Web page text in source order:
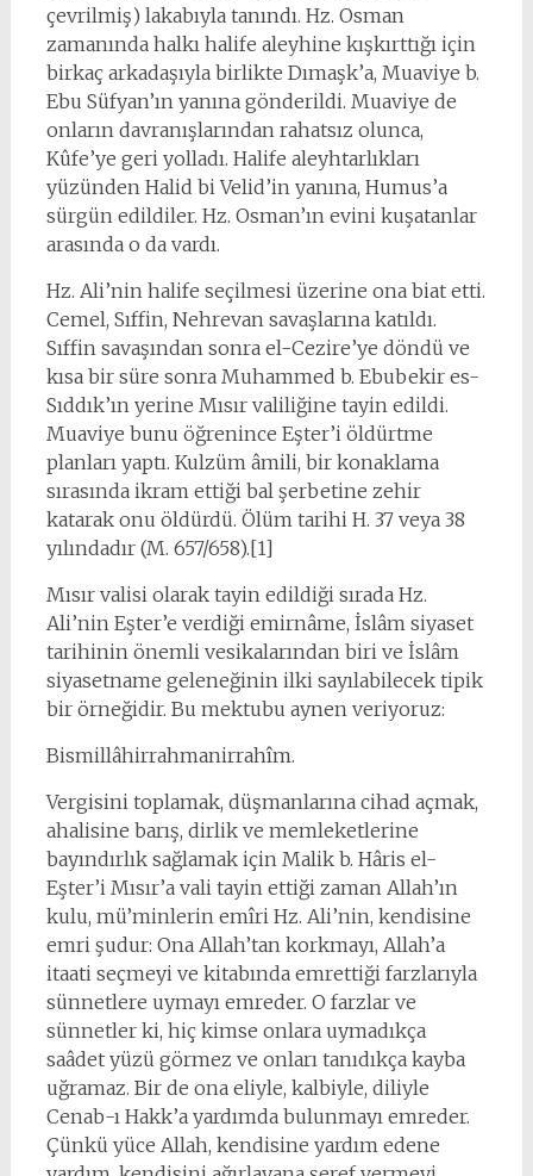
çevrilmiş) lakabıyla tanındı. Hz. Osman
zamanında halkı halife aleyhine kışkırttığı için
birkaç arkadaşıyla birlikte Dımaşk’a, Muaviye b.
Ebu Süfyan’ın yanına gönderildi. Muaviye de
onların davranışlarından rahatsız olunca,
Kûfe’ye geri yolladı. Halife aleyhtarlıkları
yüzünden Halid bi Velid’in yanına, Humus’a
sürgün edildiler. Hz. Osman’ın evini kuşatanlar
arasında o da vardı.
Hz. Ali’nin halife seçilmesi üzerine ona biat etti.
Cemel, Sıffin, Nehrevan savaşlarına katıldı.
Sıffin savaşından sonra el-Cezire’ye döndü ve
kısa bir süre sonra Muhammed b. Ebubekir es-
Sıddık’ın yerine Mısır valiliğine tayin edildi.
Muaviye bunu öğrenince Eşter’i öldürtme
planları yaptı. Kulzüm âmili, bir konaklama
sırasında ikram ettiği bal şerbetine zehir
katarak onu öldürdü. Ölüm tarihi H. 37 veya 38
yılındadır (M. 657/658).[1]
Mısır valisi olarak tayin edildiği sırada Hz.
Ali’nin Eşter’e verdiği emirnâme, İslâm siyaset
tarihinin önemli vesikalarından biri ve İslâm
siyasetname geleneğinin ilki sayılabilecek tipik
bir örneğidir. Bu mektubu aynen veriyoruz:
Bismillâhirrahmanirrahîm.
Vergisini toplamak, düşmanlarına cihad açmak,
ahalisine barış, dirlik ve memleketlerine
bayındırlık sağlamak için Malik b. Hâris el-
Eşter’i Mısır’a vali tayin ettiği zaman Allah’ın
kulu, mü’minlerin emîri Hz. Ali’nin, kendisine
emri şudur: Ona Allah’tan korkmayı, Allah’a
itaati seçmeyi ve kitabında emrettiği farzlarıyla
sünnetlere uymayı emreder. O farzlar ve
sünnetler ki, hiç kimse onlara uymadıkça
saâdet yüzü görmez ve onları tanıdıkça kayba
uğramaz. Bir de ona eliyle, kalbiyle, diliyle
Cenab-ı Hakk’a yardımda bulunmayı emreder.
Çünkü yüce Allah, kendisine yardım edene